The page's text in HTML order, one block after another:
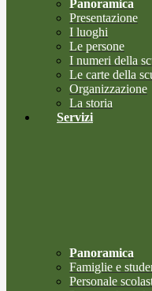
Panoramica
Presentazione
I luoghi
Le persone
I numeri della
Le carte della
Organizzazione
La storia
Servizi
Panoramica
Famiglie e
Personale